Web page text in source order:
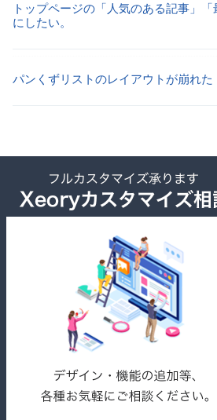
トップページの「人気のある記事」
にしたい。
パンくずリストのレイアウトが崩れた